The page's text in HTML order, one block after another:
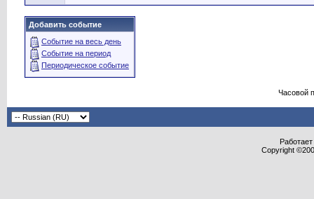
Добавить событие
Событие на весь день
Событие на период
Периодическое событие
Часовой
Copyright